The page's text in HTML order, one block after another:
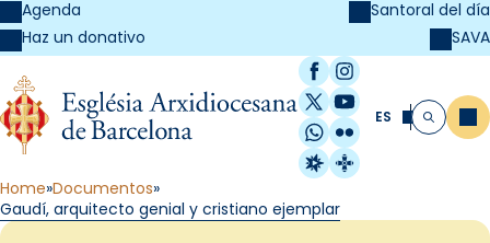
Agenda
Haz un donativo
Santoral del día
SAVA
Facebook
Instagram
X / Twitter
YouTube
WhatsApp
Flickr
Radio Estel
Catalunya
ES Buscar
Home Documentos
Gaudí, arquitecto genial y cristiano ejemplar